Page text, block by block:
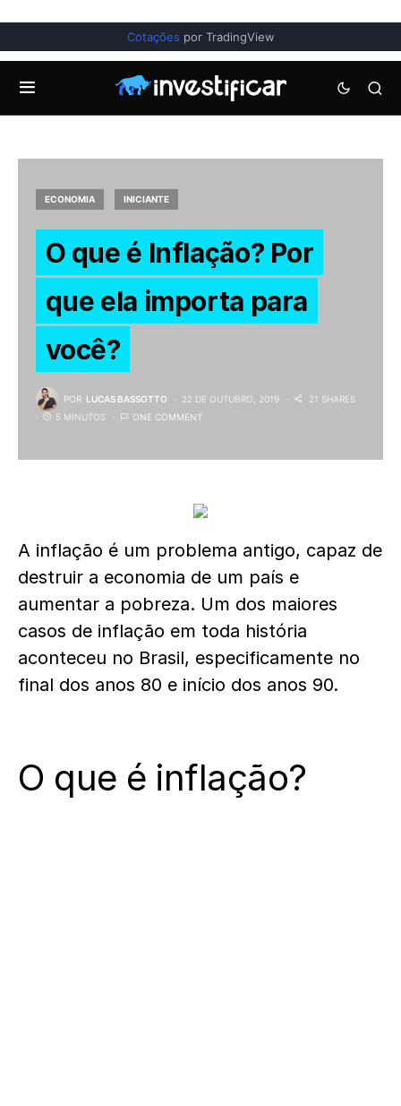
Cotações por TradingView
ECONOMIA INICIANTE
O que é Inflação? Por
que ela importa para
você?
POR LUCAS BASSOTTO 22 DE OUTUBRO, 2019
21 SHARES
5 MINUTOS
ONE COMMENT
A inflação é um problema antigo, capaz de
destruir a economia de um país e
aumentar a pobreza. Um dos maiores
casos de inflação em toda história
aconteceu no Brasil, especificamente no
final dos anos 80 e início dos anos 90.
O que é inflação?